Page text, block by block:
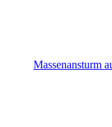
Massenansturm